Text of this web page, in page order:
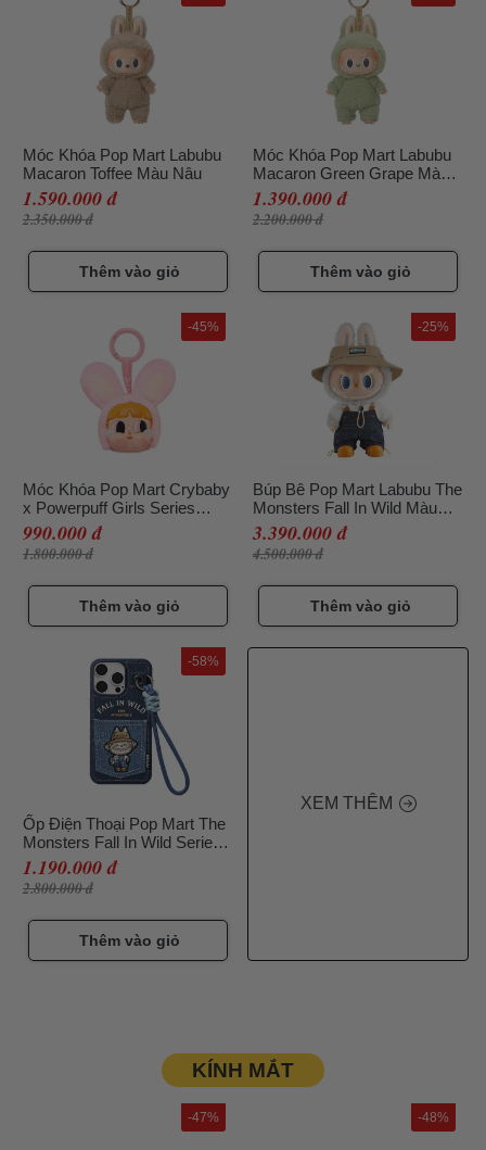
Móc Khóa Pop Mart Labubu
Macaron Toffee Màu Nâu
1.590.000 đ
2.350.000 đ
Thêm vào giỏ
Móc Khóa Pop Mart Labubu
Macaron Green Grape Màu
Xanh Lá
1.390.000 đ
2.200.000 đ
Thêm vào giỏ
Móc Khóa Pop Mart Crybaby
x Powerpuff Girls Series
Vinyl Face Bag Charm
Bunny Blossom Màu Hồng
990.000 đ
1.800.000 đ
-45%
Thêm vào giỏ
Búp Bê Pop Mart Labubu The
Monsters Fall In Wild Màu
Xanh Denim Size 40
3.390.000 đ
4.500.000 đ
-25%
Thêm vào giỏ
Ốp Điện Thoại Pop Mart The
Monsters Fall In Wild Series-
Lanyard Phone Case iPhone
15 Pro Max Màu Xanh Navy
1.190.000 đ
2.800.000 đ
-58%
Thêm vào giỏ
XEM THÊM
KÍNH MẮT
-47% -48%